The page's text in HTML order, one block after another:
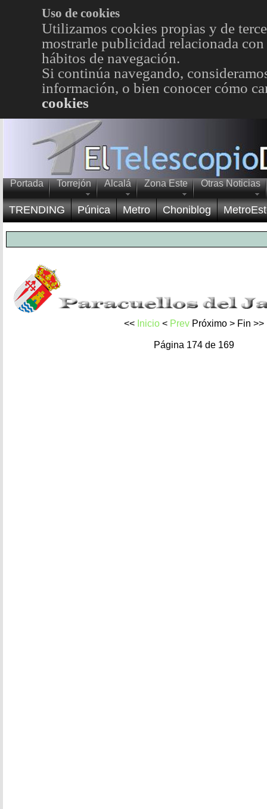
Uso de cookies
Utilizamos cookies propias y de
mostrarle publicidad relacionada
hábitos de navegación.
Si continúa navegando,
información, o bien conocer cómo
cookies
Portada Torrejón Alcalá Zona Este Otras Noticias
TRENDING Púnica Metro Choniblog
<< Inicio< Prev Próximo> Fin >>
Página 174 de 169